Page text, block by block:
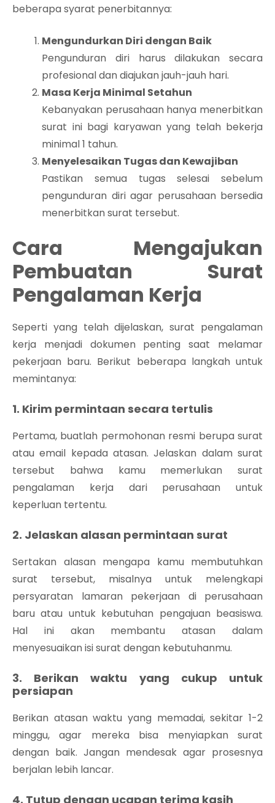
beberapa syarat penerbitannya:
Mengundurkan Diri dengan Baik
Pengunduran diri harus dilakukan secara
profesional dan diajukan jauh-jauh hari.
Masa Kerja Minimal Setahun
Kebanyakan perusahaan hanya menerbitkan
surat ini bagi karyawan yang telah bekerja
minimal 1 tahun.
Menyelesaikan Tugas dan Kewajiban
Pastikan semua tugas selesai sebelum
pengunduran diri agar perusahaan bersedia
menerbitkan surat tersebut.
Cara Mengajukan
Pembuatan Surat
Pengalaman Kerja
Seperti yang telah dijelaskan, surat pengalaman
kerja menjadi dokumen penting saat melamar
pekerjaan baru. Berikut beberapa langkah untuk
memintanya:
1. Kirim permintaan secara tertulis
Pertama, buatlah permohonan resmi berupa surat
atau email kepada atasan. Jelaskan dalam surat
tersebut bahwa kamu memerlukan surat
pengalaman kerja dari perusahaan untuk
keperluan tertentu.
2. Jelaskan alasan permintaan surat
Sertakan alasan mengapa kamu membutuhkan
surat tersebut, misalnya untuk melengkapi
persyaratan lamaran pekerjaan di perusahaan
baru atau untuk kebutuhan pengajuan beasiswa.
Hal ini akan membantu atasan dalam
menyesuaikan isi surat dengan kebutuhanmu.
3. Berikan waktu yang cukup untuk
persiapan
Berikan atasan waktu yang memadai, sekitar 1-2
minggu, agar mereka bisa menyiapkan surat
dengan baik. Jangan mendesak agar prosesnya
berjalan lebih lancar.
4. Tutup dengan ucapan terima kasih